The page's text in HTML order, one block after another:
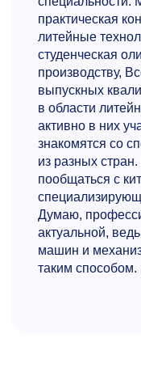
практическая
литейные
студенческая
производству,
выпускных
в области
активно в них
знакомятся со
из разных
пообщаться с
Думаю,
актуальной,
машин и
таким способом.